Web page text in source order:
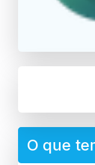
O que